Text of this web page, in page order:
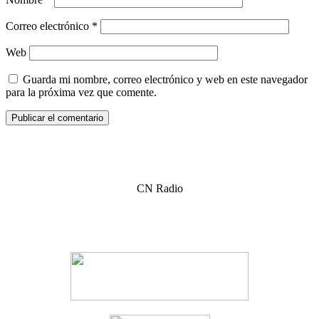
Correo electrónico *
Web
Guarda mi nombre, correo electrónico y web en este navegador
para la próxima vez que comente.
CN Radio